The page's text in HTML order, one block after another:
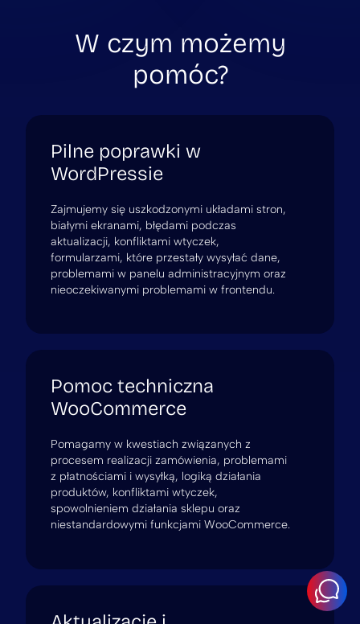
W czym możemy
pomóc?
Pilne poprawki w
WordPressie
Zajmujemy się uszkodzonymi układami stron,
białymi ekranami, błędami podczas
aktualizacji, konfliktami wtyczek,
formularzami, które przestały wysyłać dane,
problemami w panelu administracyjnym oraz
nieoczekiwanymi problemami w frontendu.
Pomoc techniczna
WooCommerce
Pomagamy w kwestiach związanych z
procesem realizacji zamówienia, problemami
z płatnościami i wysyłką, logiką działania
produktów, konfliktami wtyczek,
spowolnieniem działania sklepu oraz
niestandardowymi funkcjami WooCommerce.